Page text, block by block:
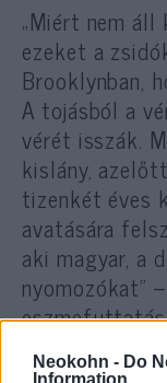
Neokohn - Do
Information
„Miért nem áll
ezeket a
Brooklynban,
A tojásból a
vérét isszák.
kislány,
tizenkét éves
avatására
aki magyar, a
nyomozókat”